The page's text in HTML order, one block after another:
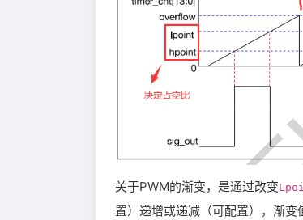
关于PWM的渐变，是通过改变
置）递增或递减（可配置），渐变